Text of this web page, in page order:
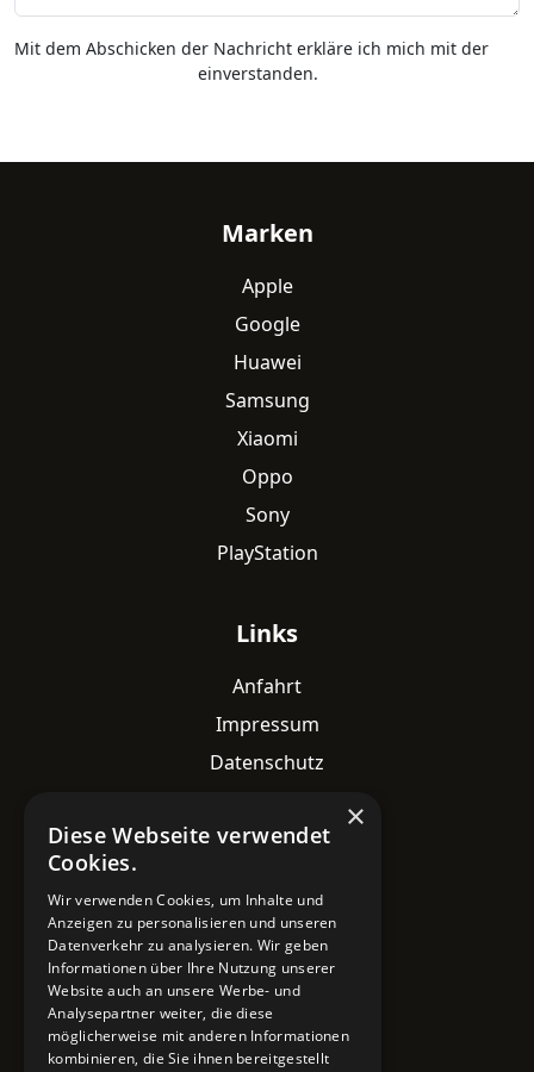
Mit dem Abschicken der Nachricht erkläre ich mich mit der
einverstanden.
Marken
Apple
Google
Huawei
Samsung
Xiaomi
Oppo
Sony
PlayStation
Links
Anfahrt
Impressum
Datenschutz
Kontaktdaten
Lavesstraße 82
30159 Hannover
Email
info@mobile-4you.de
Telefon
×
Diese Webseite verwendet
Cookies.
Wir verwenden Cookies, um Inhalte und
Anzeigen zu personalisieren und unseren
Datenverkehr zu analysieren. Wir geben
Informationen über Ihre Nutzung unserer
Website auch an unsere Werbe- und
Analysepartner weiter, die diese
möglicherweise mit anderen Informationen
kombinieren, die Sie ihnen bereitgestellt